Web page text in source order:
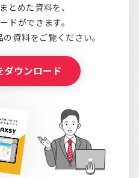
とめた資料を、
ドができます。
の資料をご覧ください。
ダウンロード